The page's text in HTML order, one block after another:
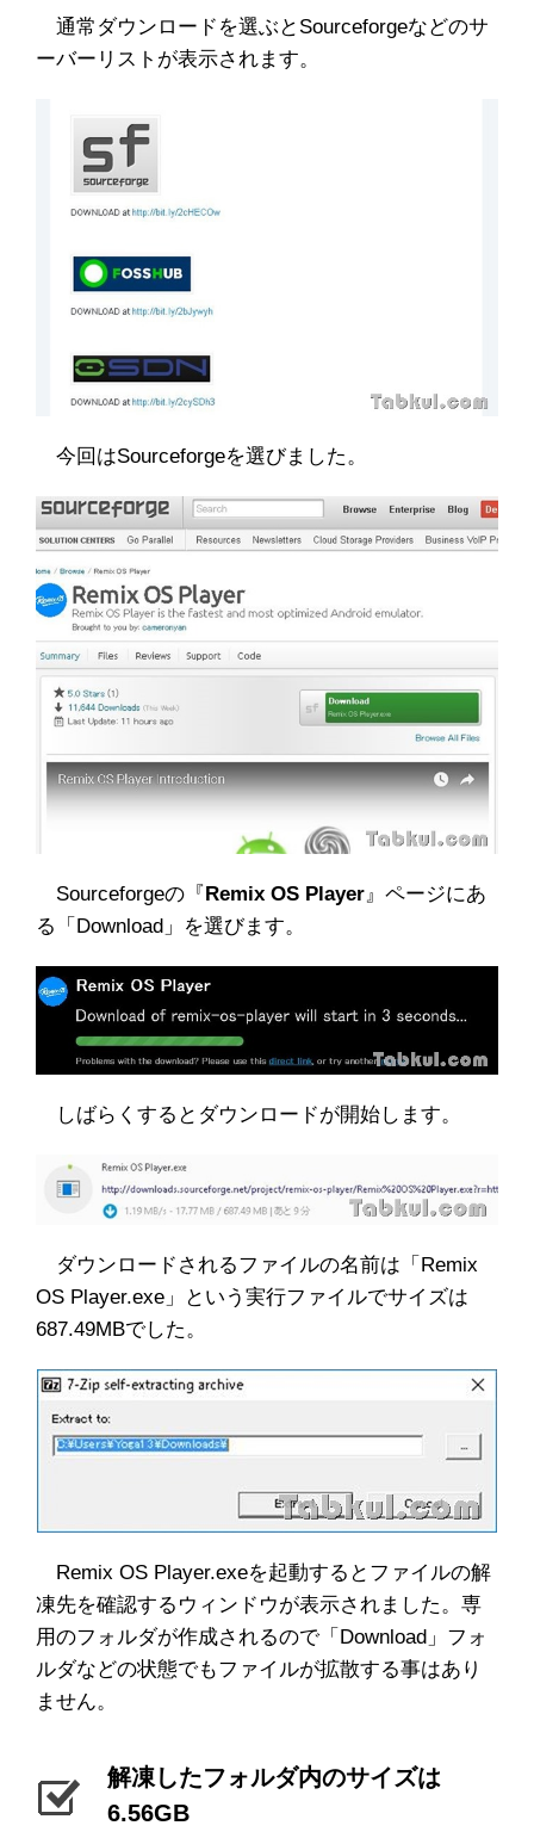
通常ダウンロードを選ぶとSourceforgeなどのサ
ーバーリストが表示されます。
今回はSourceforgeを選びました。
Sourceforgeの『Remix OS Player』ページにあ
る「Download」を選びます。
しばらくするとダウンロードが開始します。
ダウンロードされるファイルの名前は「Remix
OS Player.exe」という実行ファイルでサイズは
687.49MBでした。
Remix OS Player.exeを起動するとファイルの解
凍先を確認するウィンドウが表示されました。専
用のフォルダが作成されるので「Download」フォ
ルダなどの状態でもファイルが拡散する事はあり
ません。
解凍したフォルダ内のサイズは
6.56GB